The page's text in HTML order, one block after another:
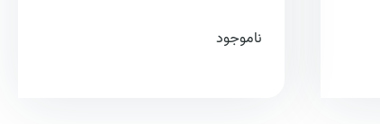
ناموجود